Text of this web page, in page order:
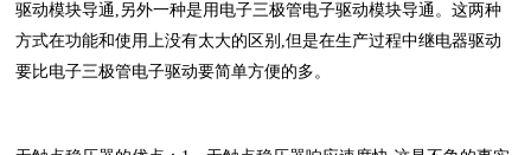
驱动模块导通,另外一种是用电子三极管电子驱动模块导通。这两种
方式在功能和使用上没有太大的区别,但是在生产过程中继电器驱动
要比电子三极管电子驱动要简单方便的多。